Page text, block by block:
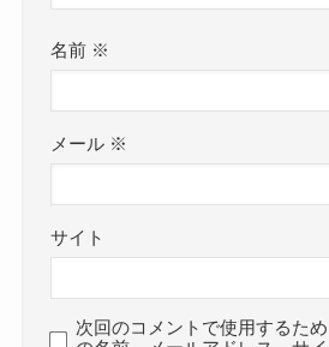
名前 ※
メール ※
サイト
次回のコメントで使用するた